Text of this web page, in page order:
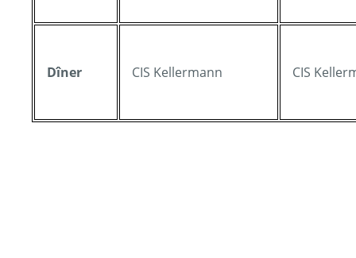
Dîner CIS Kellermann CIS